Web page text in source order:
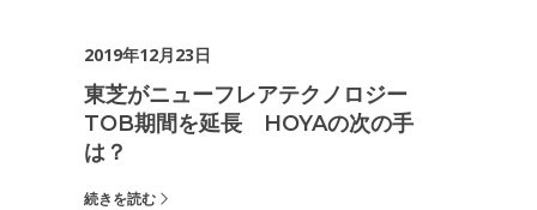
2019年12月23日
東芝がニューフレアテクノロジー
TOB期間を延長 HOYAの次の手
は？
続きを読む